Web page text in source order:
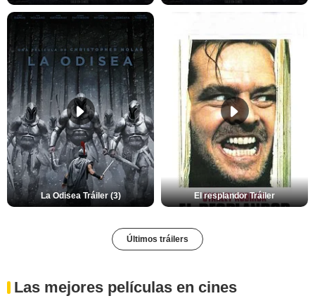
La Odisea Tráiler (3) El resplandor Tráiler
Últimos tráilers
Las mejores películas en cines